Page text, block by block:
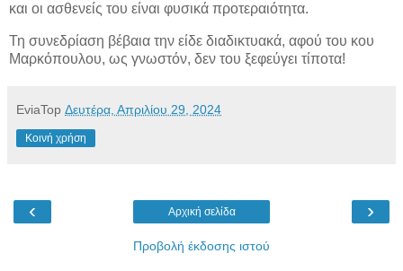
και οι ασθενείς του είναι φυσικά προτεραιότητα.
Τη συνεδρίαση βέβαια την είδε διαδικτυακά, αφού του κου
Μαρκόπουλου, ως γνωστόν, δεν του ξεφεύγει τίποτα!
EviaTop Δευτέρα, Απριλίου 29, 2024
Κοινή χρήση
‹ ›
Αρχική σελίδα
Προβολή έκδοσης ιστού